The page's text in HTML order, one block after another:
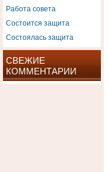
Работа совета
Состоится защита
Состоялась защита
СВЕЖИЕ
КОММЕНТАРИИ